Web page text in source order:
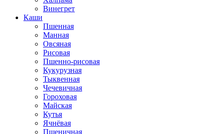
Винегрет
Каши
Пшенная
Манная
Овсяная
Рисовая
Пшенно-рисовая
Кукурузная
Тыквенная
Чечевичная
Гороховая
Майская
Кутья
Ячнёвая
Пшеничная